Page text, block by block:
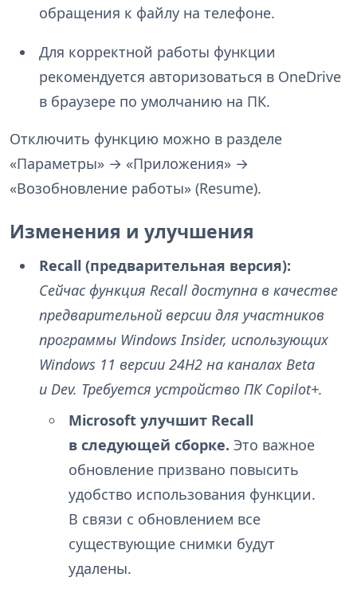
обращения к файлу на телефоне.
Для корректной работы функции
рекомендуется авторизоваться в OneDrive
в браузере по умолчанию на ПК.
Отключить функцию можно в разделе
«Параметры» → «Приложения» →
«Возобновление работы» (Resume).
Изменения и улучшения
Recall (предварительная версия):
Сейчас функция Recall доступна в качестве
предварительной версии для участников
программы Windows Insider, использующих
Windows 11 версии 24H2 на каналах Beta
и Dev. Требуется устройство ПК Copilot+.
Microsoft улучшит Recall
в следующей сборке. Это важное
обновление призвано повысить
удобство использования функции.
В связи с обновлением все
существующие снимки будут
удалены.